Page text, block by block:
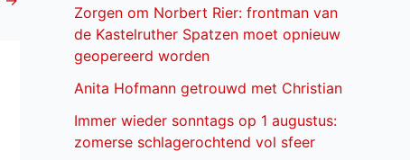
Zorgen om Norbert Rier: frontman van
de Kastelruther Spatzen moet opnieuw
geopereerd worden
Anita Hofmann getrouwd met Christian
Immer wieder sonntags op 1 augustus:
zomerse schlagerochtend vol sfeer